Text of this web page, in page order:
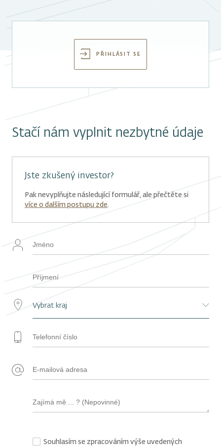
PŘIHLÁSIT SE
Stačí nám vyplnit nezbytné údaje
Jste zkušený investor?
Pak nevyplňujte následující formulář, ale přečtěte si
více o dalším postupu zde.
Souhlasím se zpracováním výše uvedených